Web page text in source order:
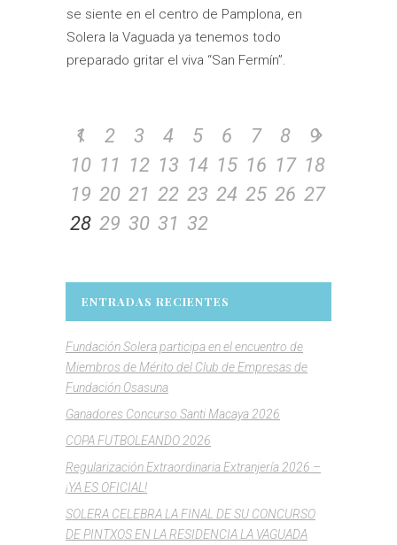
se siente en el centro de Pamplona, en
Solera la Vaguada ya tenemos todo
preparado gritar el viva “San Fermín”.
1 2 3 4 5 6 7 8
9
10 11 12 13 14 15 16 17 18
19 20 21 22 23 24 25 26 27
28 29 30 31 32
ENTRADAS RECIENTES
Fundación Solera participa en el encuentro de
Miembros de Mérito del Club de Empresas de
Fundación Osasuna
Ganadores Concurso Santi Macaya 2026
COPA FUTBOLEANDO 2026
Regularización Extraordinaria Extranjería 2026 –
¡YA ES OFICIAL!
SOLERA CELEBRA LA FINAL DE SU CONCURSO
DE PINTXOS EN LA RESIDENCIA LA VAGUADA